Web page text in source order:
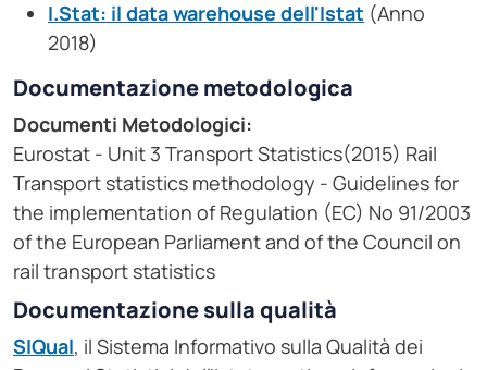
I.Stat: il data warehouse dell'Istat (Anno
2018)
Documentazione metodologica
Documenti Metodologici:
Eurostat - Unit 3 Transport Statistics(2015) Rail
Transport statistics methodology - Guidelines for
the implementation of Regulation (EC) No 91/2003
of the European Parliament and of the Council on
rail transport statistics
Documentazione sulla qualità
SIQual, il Sistema Informativo sulla Qualità dei